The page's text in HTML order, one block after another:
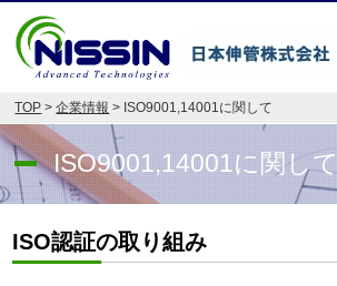
日本伸管の強み
事業内容
TOP >企業情報 > ISO9001,14001に関して
ISO9001,14001に関して
ISO認証の取り組み